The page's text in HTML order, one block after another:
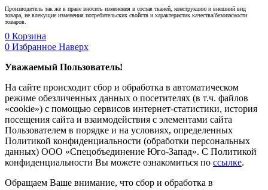
Производитель так же в праве вносить изменения в состав тканей, конструкцию и внешний вид
товара, не влекущие изменения потребительских свойств и характеристик качества/безопасности
товаров.
0 Корзина
0 Избранное Наверх
Уважаемый Пользователь!
На сайте происходит сбор и обработка в автоматическом
режиме обезличенных данных о посетителях (в т.ч. файлов
«cookie») с помощью сервисов интернет-статистики, история
посещения сайта и взаимодействия с элементами сайта
Пользователем в порядке и на условиях, определенных
Политикой конфиденциальности (обработки персональных
данных) ООО «Спецобъединение Юго-Запад». С Политикой
конфиденциальности Вы можете ознакомиться по ссылке.
Обращаем Ваше внимание, что сбор и обработка в